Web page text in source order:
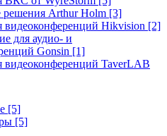
Arthur Holm [3]
видеоконференций Hikvision [2]
для аудио- и
Gonsin [1]
видеоконференций TaverLAB
[5]
[5]